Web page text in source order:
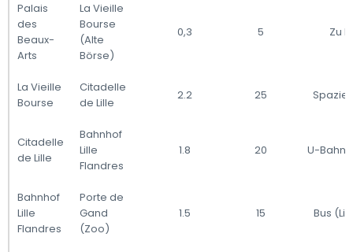
Palais
des
Beaux-
Arts
La Vieille
Bourse
(Alte
Börse)
0,3 5 Zu
La Vieille
Bourse
Citadelle
de Lille
2.2 25
Citadelle
de Lille
Bahnhof
Lille
Flandres
1.8 20 U-Bahn
Bahnhof
Lille
Flandres
Porte de
Gand
(Zoo)
1.5 15 Bus